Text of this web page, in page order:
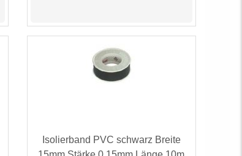
Isolierband PVC schwarz Breite